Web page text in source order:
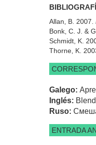
Allan, B. 2007.
Bonk, C. J. &
Schmidt, K.
Thorne, K.
Galego:
Inglés:
Ruso:
ENTRADA